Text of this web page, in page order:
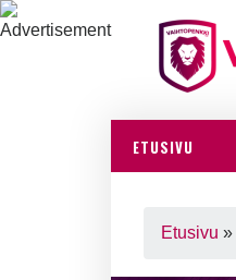
ETUSIVU
Etusivu »